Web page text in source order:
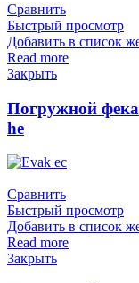
Сравнить
Быстрый просмотр
Добавить в список
Read more
Закрыть
Погружной
he
Сравнить
Быстрый просмотр
Добавить в список
Read more
Закрыть